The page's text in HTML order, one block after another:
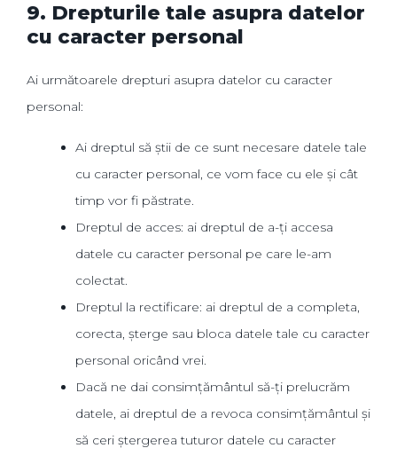
9. Drepturile tale asupra datelor
cu caracter personal
Ai următoarele drepturi asupra datelor cu caracter
personal:
Ai dreptul să știi de ce sunt necesare datele tale
cu caracter personal, ce vom face cu ele și cât
timp vor fi păstrate.
Dreptul de acces: ai dreptul de a-ți accesa
datele cu caracter personal pe care le-am
colectat.
Dreptul la rectificare: ai dreptul de a completa,
corecta, șterge sau bloca datele tale cu caracter
personal oricând vrei.
Dacă ne dai consimțământul să-ți prelucrăm
datele, ai dreptul de a revoca consimțământul și
să ceri ștergerea tuturor datele cu caracter